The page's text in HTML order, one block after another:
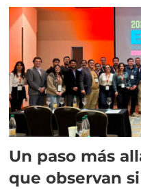
Un paso más
que observan